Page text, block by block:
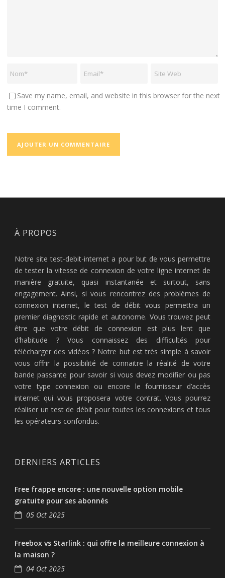
Save my name, email, and website in this browser for the next
time I comment.
À PROPOS
Notre site test-debit-internet a pour but de vous permettre
de tester la vitesse de connexion de votre ligne internet de
manière gratuite, quasi instantanée et surtout, sans
engagement. Ainsi, si vous rencontrez des problèmes de
connexion internet, le test de débit vous permettra un
premier diagnostic rapide et autonome. Vous trouvez peut
être que votre débit de connexion est plus lent que
d’habitude ? Vous connaissez des difficultés pour
télécharger des vidéos ? Notre but est très simple à savoir
vous offrir la possibilité de connaitre la réalité de votre
bande passante pour savoir si vous devez modifier ou pas
votre type connexion ou encore le fournisseur d’accès
internet qui vous proposera votre contrat. Vous pourrez
réaliser un test de débit pour toutes les connexions et tous
les opérateurs confondus.
DERNIERS ARTICLES
Free frappe encore : une nouvelle option mobile
gratuite pour ses abonnés
05 Oct 2025
Freebox vs Starlink : qui offre la meilleure connexion à
la maison ?
04 Oct 2025